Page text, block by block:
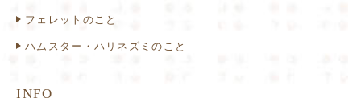
フェレットのこと
ハムスター・ハリネズミのこと
INFO